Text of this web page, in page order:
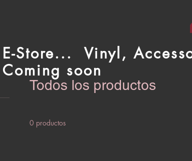
Todos los productos
0 productos
E-Store... Vinyl,
Coming soon